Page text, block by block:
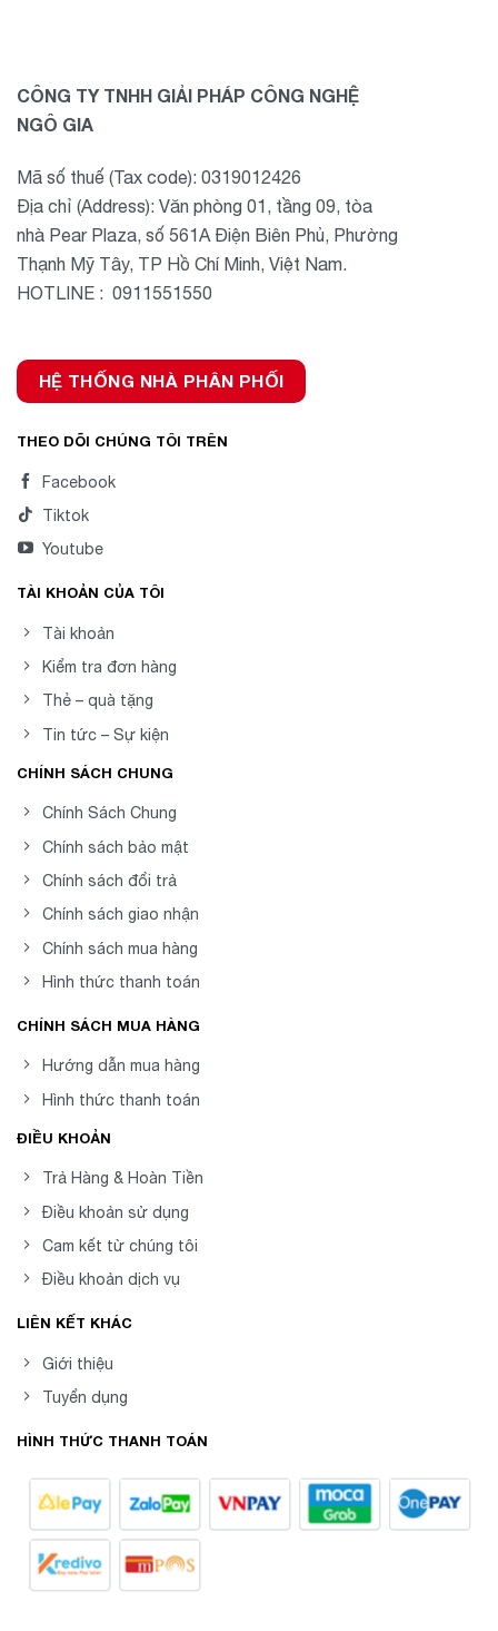
CÔNG TY TNHH GIẢI PHÁP CÔNG NGHỆ
NGÔ GIA
Mã số thuế (Tax code): 0319012426
Địa chỉ (Address): Văn phòng 01, tầng 09, tòa
nhà Pear Plaza, số 561A Điện Biên Phủ, Phường
Thạnh Mỹ Tây, TP Hồ Chí Minh, Việt Nam.
HOTLINE : 0911551550
HỆ THỐNG NHÀ PHÂN PHỐI
THEO DÕI CHÚNG TÔI TRÊN
Facebook
Tiktok
Youtube
TÀI KHOẢN CỦA TÔI
Tài khoản
Kiểm tra đơn hàng
Thẻ – quà tặng
Tin tức – Sự kiện
CHÍNH SÁCH CHUNG
Chính Sách Chung
Chính sách bảo mật
Chính sách đổi trả
Chính sách giao nhận
Chính sách mua hàng
Hình thức thanh toán
CHÍNH SÁCH MUA HÀNG
Hướng dẫn mua hàng
Hình thức thanh toán
ĐIỀU KHOẢN
Trả Hàng & Hoàn Tiền
Điều khoản sử dụng
Cam kết từ chúng tôi
Điều khoản dịch vụ
LIÊN KẾT KHÁC
Giới thiệu
Tuyển dụng
HÌNH THỨC THANH TOÁN